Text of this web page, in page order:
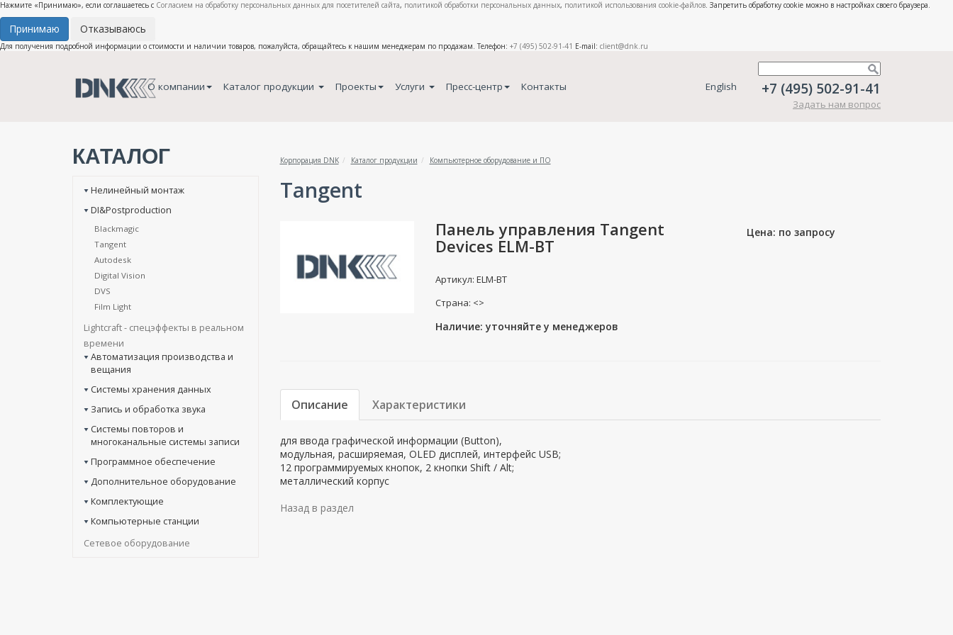
Нажмите «Принимаю», если соглашаетесь с Согласием на обработку персональных данных для посетителей сайта, политикой обработки персональных данных, политикой использования cookie-файлов. Запретить обработку cookie можно в настройках своего браузера.
Принимаю Отказываюсь
Для получения подробной информации о стоимости и наличии товаров, пожалуйста, обращайтесь к нашим менеджерам по продажам. Телефон: +7 (495) 502-91-41 E-mail: client@dnk.ru
О компании Каталог продукции Проекты Услуги Пресс-центр Контакты English +7 (495) 502-91-41
Задать нам вопрос
КАТАЛОГ Корпорация DNK Каталог продукции Компьютерное оборудование и ПО
Нелинейный монтаж
DI&Postproduction
Blackmagic
Tangent
Autodesk
Digital Vision
DVS
Film Light
Lightcraft - cпецэффекты в реальном
времени
Автоматизация производства и
вещания
Системы хранения данных
Запись и обработка звука
Системы повторов и
многоканальные системы записи
Программное обеспечение
Дополнительное оборудование
Комплектующие
Компьютерные станции
Сетевое оборудование
Tangent
Панель управления Tangent
Devices ELM-BT
Артикул: ELM-BT
Страна: <>
Наличие: уточняйте у менеджеров
Цена: по запросу
Описание Характеристики
для ввода графической информации (Button),
модульная, расширяемая, OLED дисплей, интерфейс USB;
12 программируемых кнопок, 2 кнопки Shift / Alt;
металлический корпус
Назад в раздел